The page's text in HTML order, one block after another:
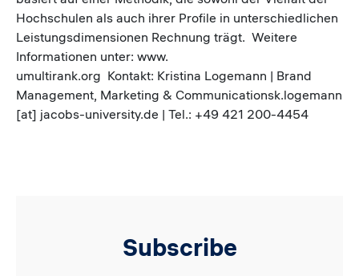
Hochschulen als auch ihrer Profile in unterschiedlichen
Leistungsdimensionen Rechnung trägt. Weitere
Informationen unter: www.
umultirank.org Kontakt: Kristina Logemann | Brand
Management, Marketing & Communicationsk.logemann
[at] jacobs-university.de | Tel.: +49 421 200-4454
Subscribe